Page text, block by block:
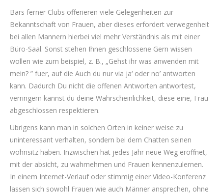
Bars ferner Clubs offerieren viele Gelegenheiten zur
Bekanntschaft von Frauen, aber dieses erfordert verwegenheit
bei allen Mannern hierbei viel mehr Verständnis als mit einer
Büro-Saal. Sonst stehen Ihnen geschlossene Gern wissen
wollen wie zum beispiel, z. B., „Gehst ihr was anwenden mit
mein? ” fuer, auf die Auch du nur via ja‘ oder no’ antworten
kann. Dadurch Du nicht die offenen Antworten antwortest,
verringern kannst du deine Wahrscheinlichkeit, diese eine, Frau
abgeschlossen respektieren.
Übrigens kann man in solchen Orten in keiner weise zu
uninteressant verhalten, sondern bei dem Chatten seinen
wohnsitz haben. Inzwischen hat jedes Jahr neue Weg eröffnet,
mit der absicht, zu wahrnehmen und Frauen kennenzulernen.
In einem Internet-Verlauf oder stimmig einer Video-Konferenz
lassen sich sowohl Frauen wie auch Männer ansprechen, ohne